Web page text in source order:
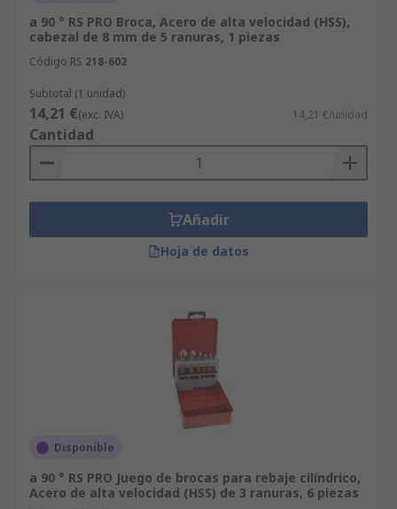
a 90 ° RS PRO Broca, Acero de alta velocidad (HSS),
cabezal de 8 mm de 5 ranuras, 1 piezas
Código RS 218-602
Subtotal (1 unidad)
14,21 €(exc. IVA) 14,21 €/unidad
Cantidad
Añadir
Hoja de datos
Disponible
a 90 ° RS PRO Juego de brocas para rebaje cilíndrico,
Acero de alta velocidad (HSS) de 3 ranuras, 6 piezas